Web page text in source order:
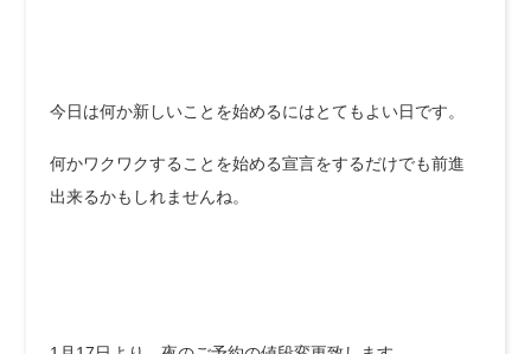
今日は何か新しいことを始めるにはとてもよい日です。
何かワクワクすることを始める宣言をするだけでも前進
出来るかもしれませんね。